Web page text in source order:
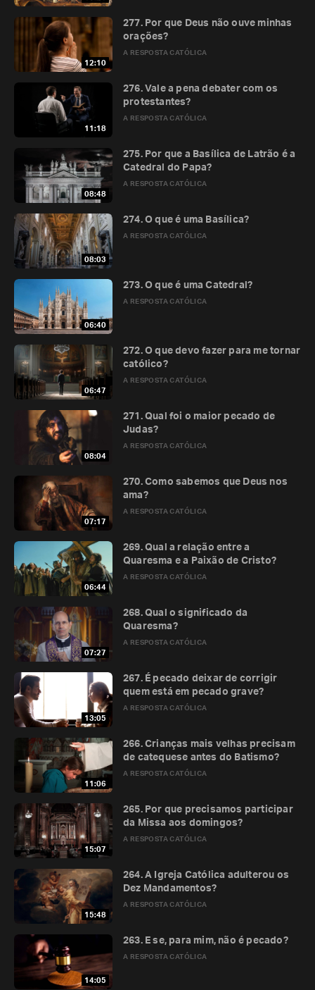
12:10
A RESPOSTA CATÓLICA
277. Por que Deus não ouve minhas
orações?
11:18
A RESPOSTA CATÓLICA
276. Vale a pena debater com os
protestantes?
08:48
A RESPOSTA CATÓLICA
275. Por que a Basílica de Latrão é a
Catedral do Papa?
08:03
A RESPOSTA CATÓLICA
274. O que é uma Basílica?
06:40
A RESPOSTA CATÓLICA
273. O que é uma Catedral?
06:47
A RESPOSTA CATÓLICA
272. O que devo fazer para me tornar
católico?
08:04
A RESPOSTA CATÓLICA
271. Qual foi o maior pecado de
Judas?
07:17
A RESPOSTA CATÓLICA
270. Como sabemos que Deus nos
ama?
06:44
A RESPOSTA CATÓLICA
269. Qual a relação entre a
Quaresma e a Paixão de Cristo?
07:27
A RESPOSTA CATÓLICA
268. Qual o significado da
Quaresma?
13:05
A RESPOSTA CATÓLICA
267. É pecado deixar de corrigir
quem está em pecado grave?
11:06
A RESPOSTA CATÓLICA
266. Crianças mais velhas precisam
de catequese antes do Batismo?
15:07
A RESPOSTA CATÓLICA
265. Por que precisamos participar
da Missa aos domingos?
15:48
A RESPOSTA CATÓLICA
264. A Igreja Católica adulterou os
Dez Mandamentos?
14:05
A RESPOSTA CATÓLICA
263. E se, para mim, não é pecado?